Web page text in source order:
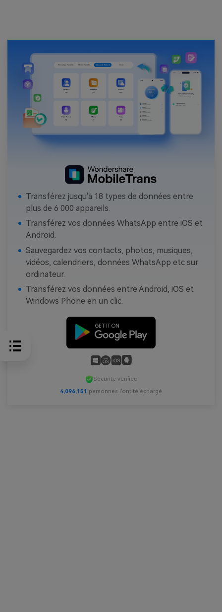
Transférez jusqu'à 18 types de données entre
plus de 6 000 appareils.
Transférez vos données WhatsApp entre iOS et
Android.
Sauvegardez vos contacts, photos, musiques,
vidéos, calendriers, données WhatsApp etc sur
ordinateur.
Transférez vos données entre Android, iOS et
Windows Phone en un clic.
Sécurité vérifiée
4,096,151
personnes l'ont téléchargé